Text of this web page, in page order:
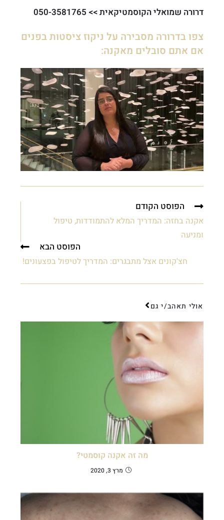
דרורה שמואלי הקוסמטיקאית >> 050-3581765
צפו בדרורה מסבירה על ניקוז ציסטות בפנים
אם אתם סובלים מאקנה:
הפוסט הקודם
אקנה בחזה: המדריך המלא להתמודדות, טיפול
ומניעה
הפוסט הבא
חצ'קונים אצל מתבגרים: המדריך לטיפול בפצעונים!
אולי תאהב/י גם
מה זה אקנה קוסמטי?
מרץ 3, 2020